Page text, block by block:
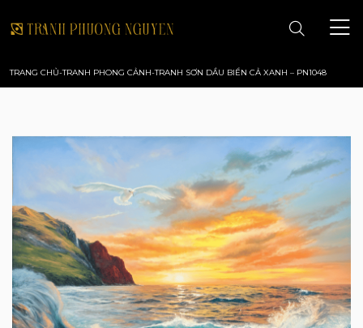
GIỚI THIỆU
TRANH PHONG CẢNH
TRANH PHONG THỦY
TRANH HOA
TRANG CHỦ-TRANH PHONG CẢNH-TRANH SƠN DẦU BIỂN CẢ XANH – PN1048